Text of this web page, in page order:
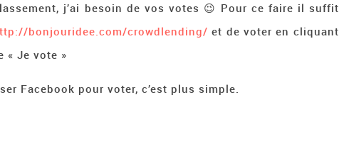
j’ai besoin de vos votes 😉 Pour ce faire il suffit
bonjouridee.com/crowdlending/ et de voter en cliquant
« Je vote »
Facebook pour voter, c’est plus simple.